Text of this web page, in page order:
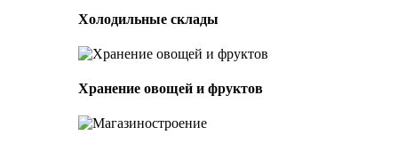
Холодильные склады
Хранение овощей и фруктов